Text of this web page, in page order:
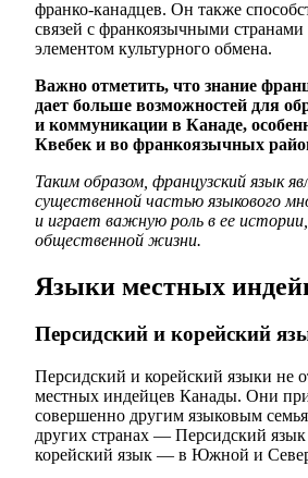
франко-канадцев. Он также
связей с франкоязычными странами
элементом культурного обмена.
Важно отметить, что знание
дает больше возможностей для
и коммуникации в Канаде,
Квебек и во франкоязычных
Таким образом, французский язык
существенной частью языкового
и играет важную роль в ее
общественной жизни.
Языки местных
Персидский и корейский
Персидский и корейский языки не
местных индейцев Канады. Они
совершенно другим языковым
других странах — Персидский
корейский язык — в Южной и